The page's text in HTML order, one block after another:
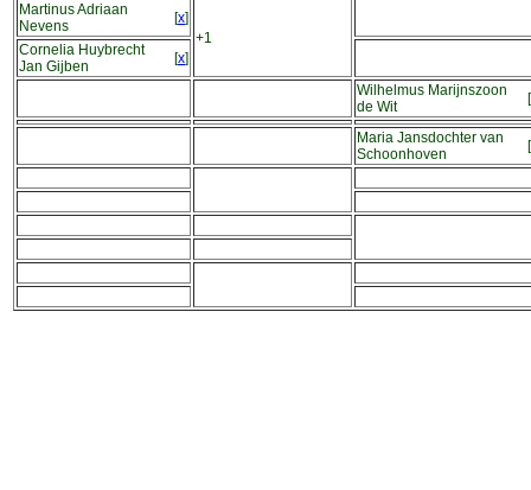
Martinus Adriaan
Nevens
[x]
+1
Cornelia Huybrecht
Jan Gijben
[x]
Wilhelmus Marijnszoon
de Wit
[
Maria Jansdochter van
Schoonhoven
[